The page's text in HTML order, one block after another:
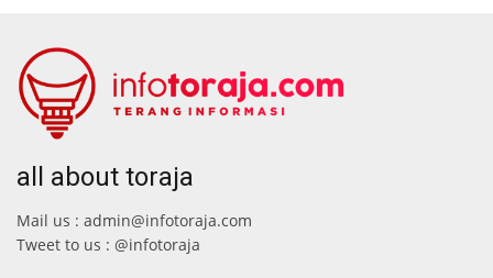
all about toraja
Mail us : admin@infotoraja.com
Tweet to us : @infotoraja